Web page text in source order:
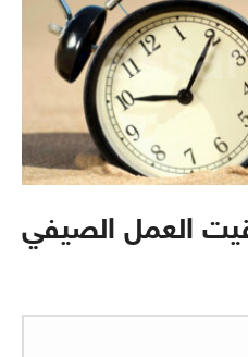
العمل الصيفي